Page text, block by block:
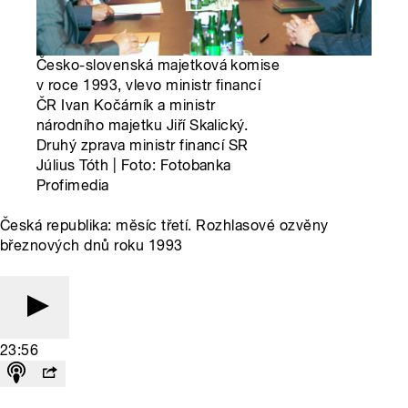
Česko-slovenská majetková komise
v roce 1993, vlevo ministr financí
ČR Ivan Kočárník a ministr
národního majetku Jiří Skalický.
Druhý zprava ministr financí SR
Július Tóth | Foto: Fotobanka
Profimedia
Česká republika: měsíc třetí. Rozhlasové ozvěny
březnových dnů roku 1993
23:56